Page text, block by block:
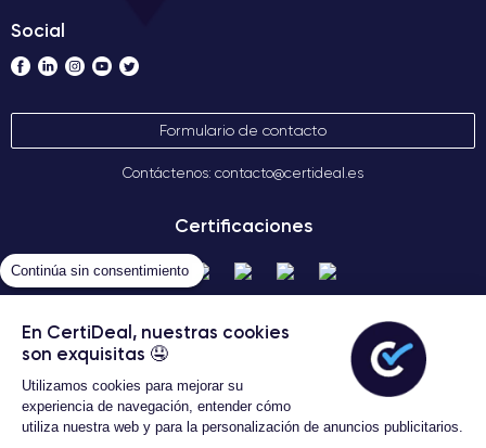
Continúa sin consentimiento
En CertiDeal, nuestras cookies
son exquisitas 🤤
Utilizamos cookies para mejorar su
experiencia de navegación, entender cómo
utiliza nuestra web y para la personalización de anuncios publicitarios.
Social
Formulario de contacto
Contáctenos: contacto@certideal.es
Certificaciones
Términos Generales de Venta